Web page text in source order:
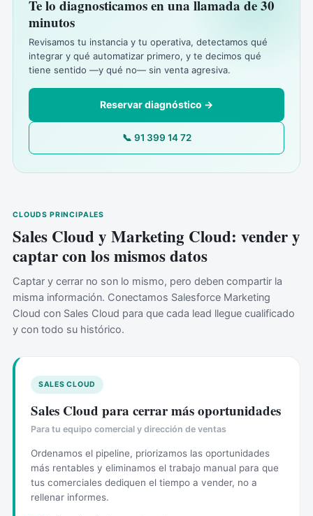
Te lo diagnosticamos en una llamada de 30
minutos
Revisamos tu instancia y tu operativa, detectamos qué
integrar y qué automatizar primero, y te decimos qué
tiene sentido —y qué no— sin venta agresiva.
Reservar diagnóstico →
📞 91 399 14 72
CLOUDS PRINCIPALES
Sales Cloud y Marketing Cloud: vender y
captar con los mismos datos
Captar y cerrar no son lo mismo, pero deben compartir la
misma información. Conectamos Salesforce Marketing
Cloud con Sales Cloud para que cada lead llegue cualificado
y con todo su histórico.
SALES CLOUD
Sales Cloud para cerrar más oportunidades
Para tu equipo comercial y dirección de ventas
Ordenamos el pipeline, priorizamos las oportunidades
más rentables y eliminamos el trabajo manual para que
tus comerciales dediquen el tiempo a vender, no a
rellenar informes.